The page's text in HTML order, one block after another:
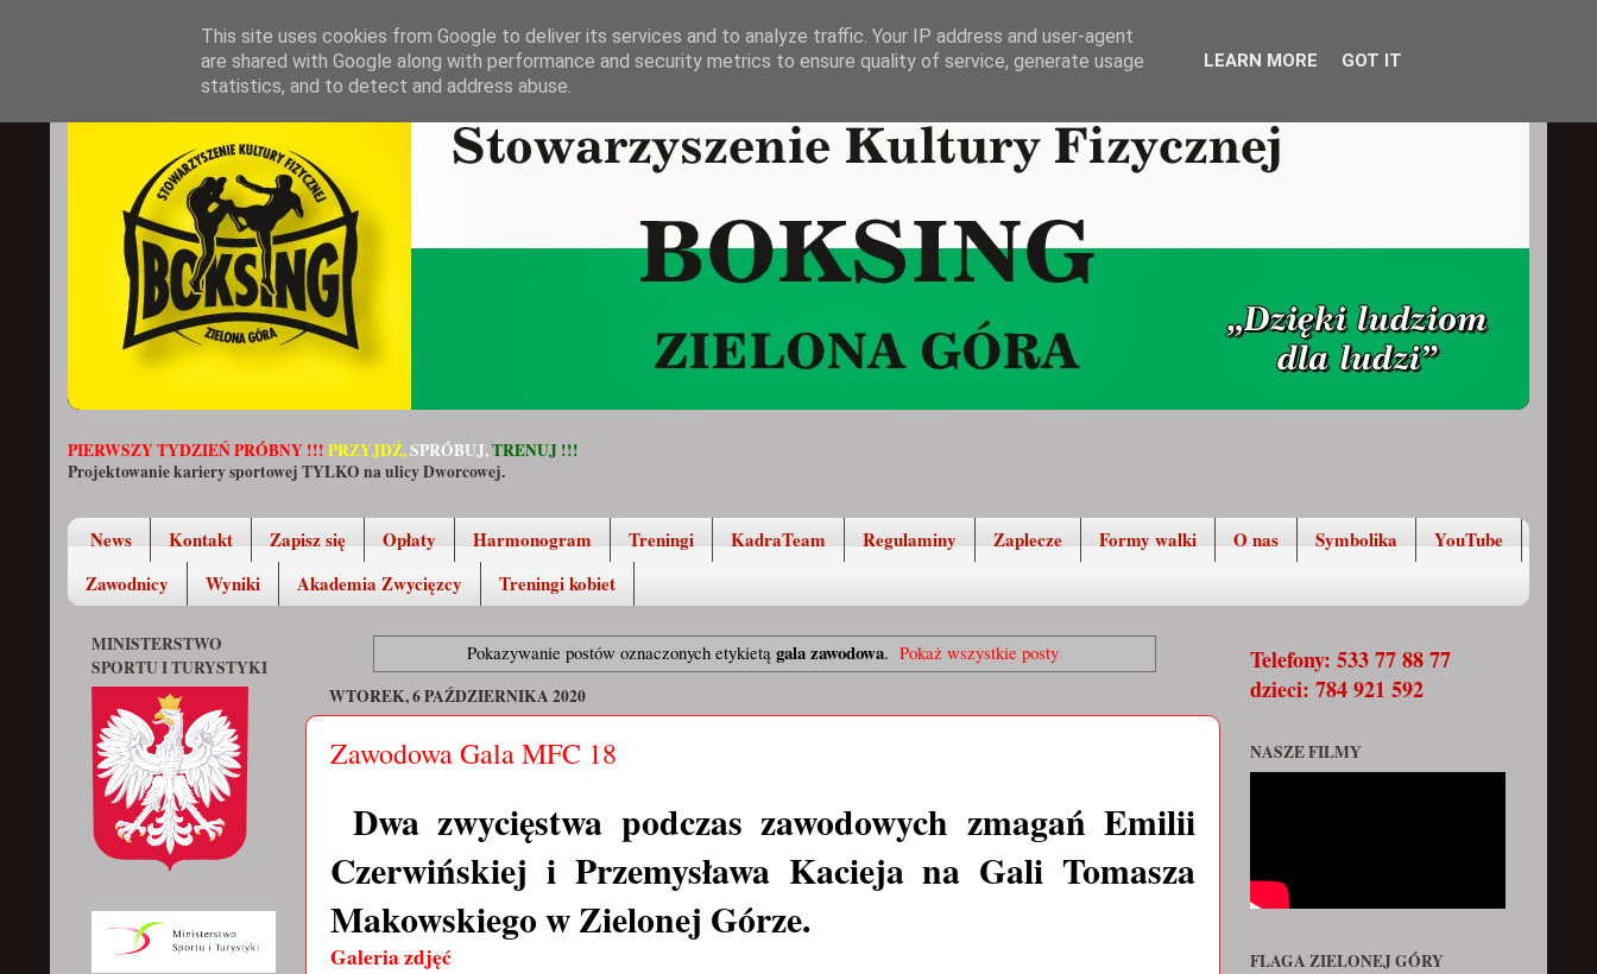
PIERWSZY TYDZIEŃ PRÓBNY !!! PRZYJDŹ,SPRÓBUJ,TRENUJ !!!
Projektowanie kariery sportowej TYLKO na ulicy Dworcowej.
News Kontakt Zapisz się Opłaty Harmonogram Treningi KadraTeam Regulaminy Zaplecze Formy walki O nas Symbolika
YouTube
Zawodnicy
Wyniki Akademia Zwycięzcy Treningi kobiet
Pokazywanie postów oznaczonych etykietą gala zawodowa. Pokaż wszystkie posty
WTOREK, 6 PAŹDZIERNIKA 2020
Zawodowa Gala MFC 18
Dwa zwycięstwa podczas zawodowych zmagań Emilii
Czerwińskiej i Przemysława Kacieja na Gali Tomasza
Makowskiego w Zielonej Górze.
Galeria zdjęć
MINISTERSTWO
SPORTU I TURYSTYKI
Telefony: 533 77 88 77
dzieci: 784 921 592
NASZE FILMY
FLAGA ZIELONEJ GÓRY
This site uses cookies from Google to deliver its services and to analyze traffic. Your IP address and user-agent
are shared with Google along with performance and security metrics to ensure quality of service, generate usage
statistics, and to detect and address abuse.
LEARN MORE GOT IT